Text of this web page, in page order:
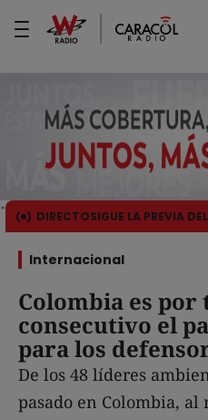
DIRECTOSIGUE LA PREVIA
Internacional
Colombia es por
consecutivo el
para los
De los 48 líderes
pasado en Colombia,